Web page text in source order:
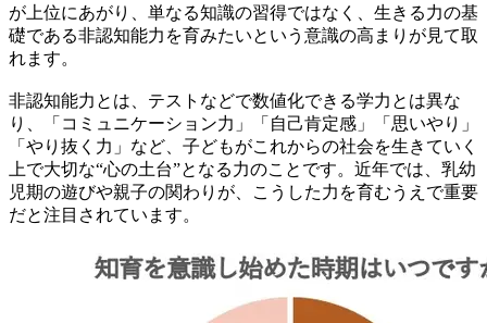
が上位にあがり、単なる知識の習得ではなく、生きる力の基
礎である非認知能力を育みたいという意識の高まりが見て取
れます。
非認知能力とは、テストなどで数値化できる学力とは異な
り、「コミュニケーション力」「自己肯定感」「思いやり」
「やり抜く力」など、子どもがこれからの社会を生きていく
上で大切な“心の土台”となる力のことです。近年では、乳幼
児期の遊びや親子の関わりが、こうした力を育むうえで重要
だと注目されています。